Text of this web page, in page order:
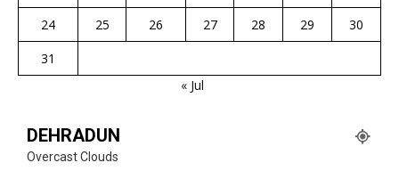
24
25 26 27 28 29
30
31
« Jul
DEHRADUN
Overcast Clouds